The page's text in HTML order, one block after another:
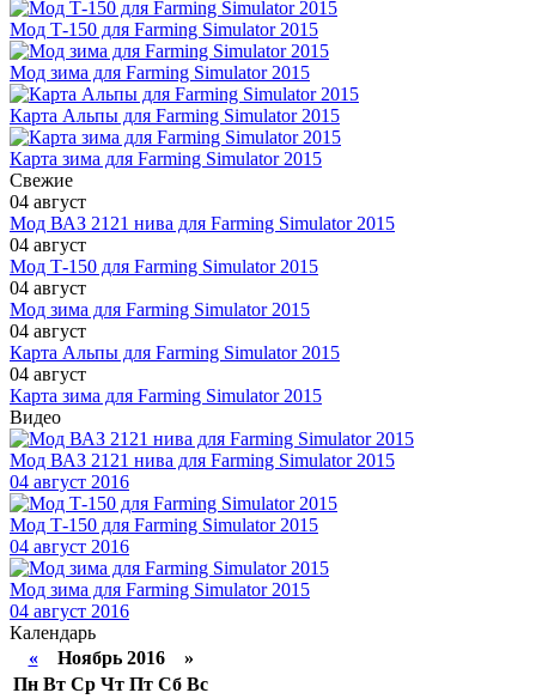
Мод Т-150 для Farming Simulator 2015
Мод зима для Farming Simulator 2015
Карта Альпы для Farming Simulator 2015
Карта зима для Farming Simulator 2015
Свежие
04 август
Мод ВАЗ 2121 нива для Farming Simulator 2015
04 август
Мод Т-150 для Farming Simulator 2015
04 август
Мод зима для Farming Simulator 2015
04 август
Карта Альпы для Farming Simulator 2015
04 август
Карта зима для Farming Simulator 2015
Видео
Мод ВАЗ 2121 нива для Farming Simulator 2015
04 август 2016
Мод Т-150 для Farming Simulator 2015
04 август 2016
Мод зима для Farming Simulator 2015
04 август 2016
Календарь
«Ноябрь 2016 »
Пн Вт Ср Чт Пт Сб Вс